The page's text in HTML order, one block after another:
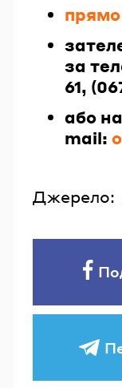
за
61,
або
mail:
Джерело: